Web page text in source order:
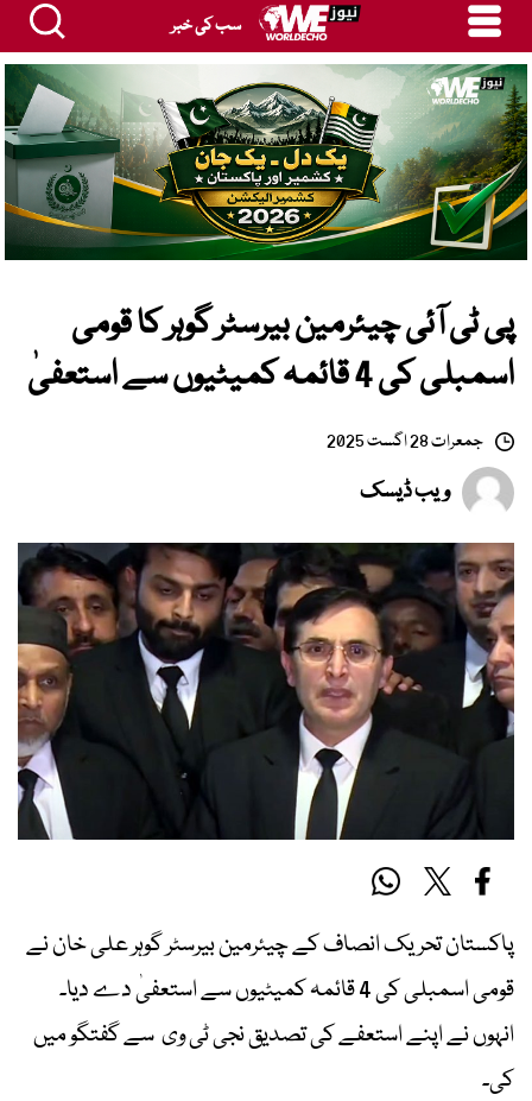
سب کی خبر
پی ٹی آئی چیئرمین بیرسٹر گوہر کا قومی
اسمبلی کی 4 قائمہ کمیٹیوں سے استعفیٰ
جمعرات 28 اگست 2025
ویب ڈیسک
پاکستان تحریک انصاف کے چیئرمین بیرسٹر گوہر علی خان نے
قومی اسمبلی کی 4 قائمہ کمیٹیوں سے استعفیٰ دے دیا۔
انہوں نے اپنے استعفے کی تصدیق نجی ٹی وی سے گفتگو میں
کی۔